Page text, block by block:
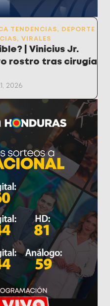
TENDENCIAS,
DEPORTE
, VIRALES
| Vinicius Jr.
rostro tras cirugía
2026